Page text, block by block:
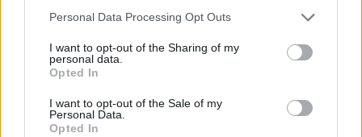
Please note that this website/app uses one or more Google
not limited to your visit or usage behaviour. You may click to
grant or deny consent to Google and its third-party tags to
use your data for below specified purposes in below Google
consent section.
Personal Data Processing Opt Outs
I want to opt-out of the Sharing of my
personal data.
Opted In
I want to opt-out of the Sale of my
Personal Data.
Opted In